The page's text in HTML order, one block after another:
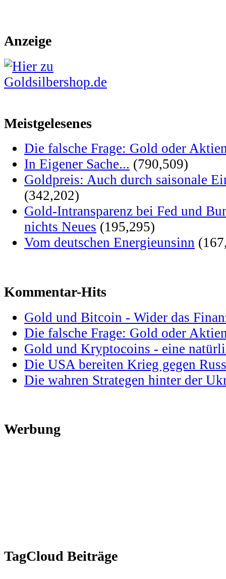
Anzeige
Meistgelesenes
Die falsche Frage: Gold oder
In Eigener Sache... (790,509)
Goldpreis: Auch durch saisonale
(342,202)
Gold-Intransparenz bei Fed und
nichts Neues (195,295)
Vom deutschen Energieunsinn
Kommentar-Hits
Gold und Bitcoin - Wider das
Die falsche Frage: Gold oder
Gold und Kryptocoins - eine
Die USA bereiten Krieg gegen
Die wahren Strategen hinter der
Werbung
TagCloud Beiträge